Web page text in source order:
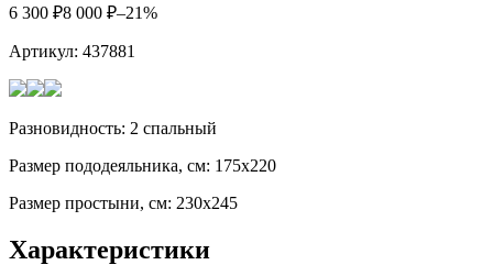
6 300 ₽8 000 ₽–21%
Артикул: 437881
Разновидность: 2 спальный
Размер пододеяльника, см: 175х220
Размер простыни, см: 230х245
Характеристики